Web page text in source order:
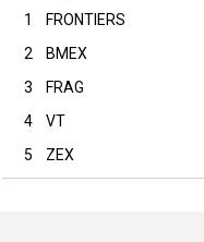
1 FRONTIERS
2
BMEX
3
FRAG
4
VT
5
ZEX